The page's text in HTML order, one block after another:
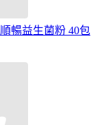
暢益生菌粉 40包